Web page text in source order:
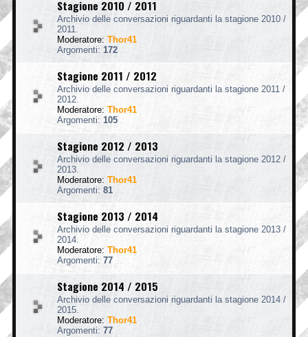
Stagione 2010 / 2011
Archivio delle conversazioni riguardanti la stagione 2010 /
2011.
Moderatore: Thor41
Argomenti: 172
Stagione 2011 / 2012
Archivio delle conversazioni riguardanti la stagione 2011 /
2012.
Moderatore: Thor41
Argomenti: 105
Stagione 2012 / 2013
Archivio delle conversazioni riguardanti la stagione 2012 /
2013.
Moderatore: Thor41
Argomenti: 81
Stagione 2013 / 2014
Archivio delle conversazioni riguardanti la stagione 2013 /
2014.
Moderatore: Thor41
Argomenti: 77
Stagione 2014 / 2015
Archivio delle conversazioni riguardanti la stagione 2014 /
2015.
Moderatore: Thor41
Argomenti: 77